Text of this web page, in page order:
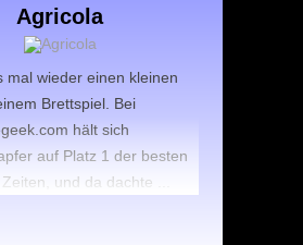
Agricola
mal wieder einen kleinen
Brettspiel. Bei
hält sich
auf Platz 1 der besten
und da dachte ...